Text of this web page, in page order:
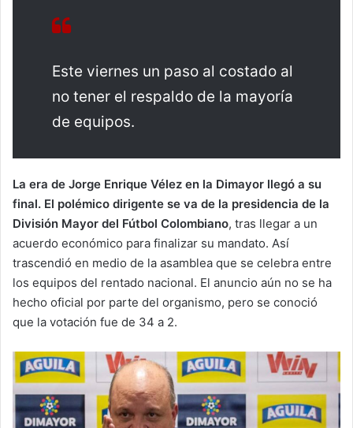
Este viernes un paso al costado al
no tener el respaldo de la mayoría
de equipos.
La era de Jorge Enrique Vélez en la Dimayor llegó a su
final. El polémico dirigente se va de la presidencia de la
División Mayor del Fútbol Colombiano, tras llegar a un
acuerdo económico para finalizar su mandato. Así
trascendió en medio de la asamblea que se celebra entre
los equipos del rentado nacional. El anuncio aún no se ha
hecho oficial por parte del organismo, pero se conoció
que la votación fue de 34 a 2.